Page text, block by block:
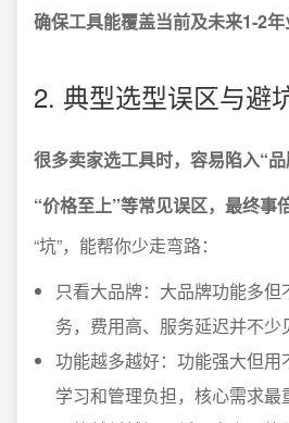
确保工具能覆盖当前及未来1-2年
2. 典型选型误区与避
很多卖家选工具时，容易陷入“
“价格至上”等常见误区，最终事
“坑”，能帮你少走弯路：
只看大品牌：大品牌功能多
务，费用高、服务延迟并不少
功能越多越好：功能强大但用
学习和管理负担，核心需求最